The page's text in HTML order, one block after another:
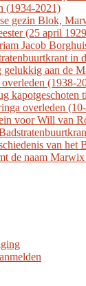
(1934-2021)
gezin Blok,
(25 april
Jacob
in
gelukkig aan de
(1938-
kapotgeschoten
overleden
voor Will van
van het
de naam Marwix